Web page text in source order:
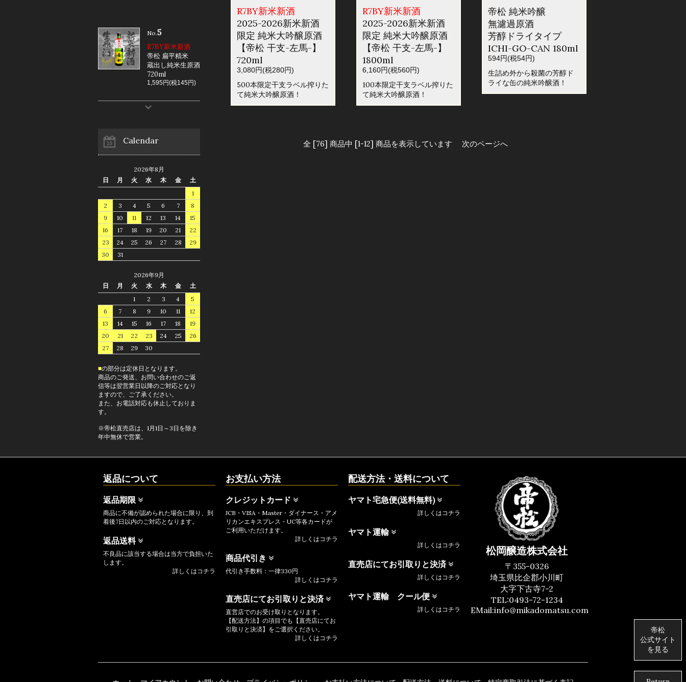
R7BY新米新酒
2025-2026新米新酒
限定 純米大吟醸原酒
【帝松 干支-左馬-】
720ml
3,080円(税280円)
500本限定干支ラベル搾りた
て純米大吟醸原酒！
R7BY新米新酒
2025-2026新米新酒
限定 純米大吟醸原酒
【帝松 干支-左馬-】
1800ml
6,160円(税560円)
100本限定干支ラベル搾りた
て純米大吟醸原酒！
帝松 純米吟醸
無濾過原酒
芳醇ドライタイプ
ICHI-GO-CAN 180ml
594円(税54円)
生詰め外から殺菌の芳醇ド
ライな缶の純米吟醸酒！
全 [76] 商品中 [1-12] 商品を表示しています 次のページへ
No.5
R7BY新米新酒
帝松 扁平精米
蔵出し純米生原酒
720ml
1,595円(税145円)
Calendar
2026年8月
日
月 火 水 木 金
土
1
2
3 4 5 6 7
8
9
10 11 12 13 14
15
16
17 18 19 20 21
22
23
24 25 26 27 28
29
30
31
2026年9月
日
月 火 水 木 金
土
1
2 3 4
5
6
7 8 9 10 11
12
13
14 15 16 17 18
19
20
21 22 23 24 25
26
27
28 29 30
■の部分は定休日となります。
商品のご発送、お問い合わせのご返
信等は翌営業日以降のご対応となり
ますので、ご了承ください。
また、お電話対応も休止しておりま
す。
※帝松直売店は、1月1日～3日を除き
年中無休で営業。
帝松
公式サイト
を見る
返品について
返品期限
商品に不備が認められた場合に限り、到
着後7日以内のご対応となります。
返品送料
不良品に該当する場合は当方で負担いた
します。
詳しくはコチラ
お支払い方法
クレジットカード
JCB・VISA・Master・ダイナース・アメ
リカンエキスプレス・UC等各カードが
ご利用いただけます。
詳しくはコチラ
商品代引き
代引き手数料：一律330円
詳しくはコチラ
直売店にてお引取りと決済
直営店でのお受け取りとなります。
【配送方法】の項目でも【直売店にてお
引取りと決済】をご選択ください。
詳しくはコチラ
配送方法・送料について
ヤマト宅急便(送料無料)
詳しくはコチラ
ヤマト運輸
詳しくはコチラ
直売店にてお引取りと決済
詳しくはコチラ
ヤマト運輸 クール便
詳しくはコチラ
松岡醸造株式会社
〒355-0326
埼玉県比企郡小川町
大字下古寺7-2
TEL:0493-72-1234
EMail:info@mikadomatsu.com